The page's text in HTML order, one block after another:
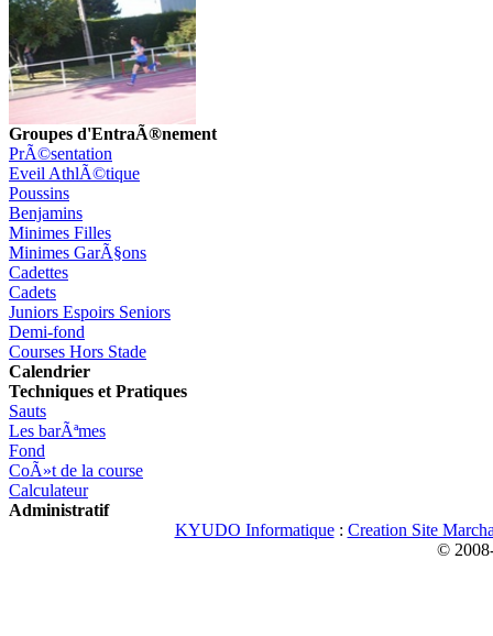
Groupes d'EntraÃ®nement
PrÃ©sentation
Eveil AthlÃ©tique
Poussins
Benjamins
Minimes Filles
Minimes GarÃ§ons
Cadettes
Cadets
Juniors Espoirs Seniors
Demi-fond
Courses Hors Stade
Calendrier
Techniques et Pratiques
Sauts
Les barÃªmes
Fond
CoÃ»t de la course
Calculateur
Administratif
KYUDO Informatique: Creation Site
©